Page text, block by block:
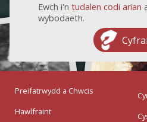
Ewch i'n tudalen codi arian
wybodaeth.
Preifatrwydd a Chwcis
Hawlfraint